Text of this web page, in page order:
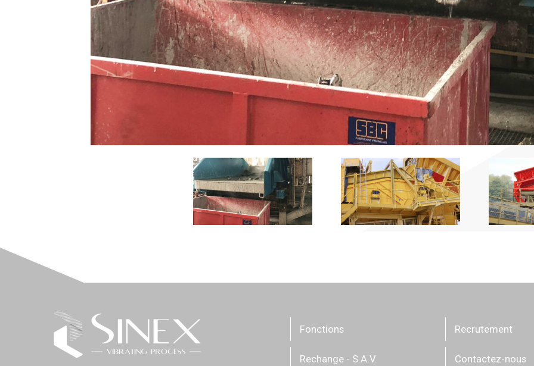
Fonctions
Rechange - S.A.V.
Recrutement
Contactez-nous